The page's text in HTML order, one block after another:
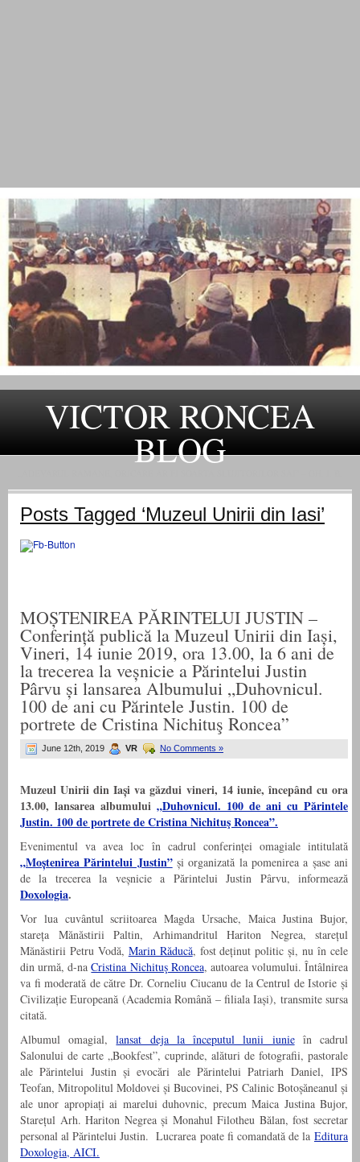
VICTOR RONCEA
BLOG
Posts Tagged ‘Muzeul Unirii din Iasi’
MOȘTENIREA PĂRINTELUI JUSTIN –
Conferință publică la Muzeul Unirii din Iași,
Vineri, 14 iunie 2019, ora 13.00, la 6 ani de
la trecerea la veșnicie a Părintelui Justin
Pârvu și lansarea Albumului „Duhovnicul.
100 de ani cu Părintele Justin. 100 de
portrete de Cristina Nichituş Roncea”
June 12th, 2019 VR No Comments »
Muzeul Unirii din Iași va găzdui vineri, 14 iunie, începând cu ora
13.00, lansarea albumului „Duhovnicul. 100 de ani cu Părintele
Justin. 100 de portrete de Cristina Nichituş Roncea”.
Evenimentul va avea loc în cadrul conferinței omagiale intitulată
„Moștenirea Părintelui Justin”și organizată la pomenirea a șase ani
de la trecerea la veșnicie a Părintelui Justin Pârvu, informează
Doxologia.
Vor lua cuvântul scriitoarea Magda Ursache, Maica Justina Bujor,
stareța Mănăstirii Paltin, Arhimandritul Hariton Negrea, starețul
Mănăstirii Petru Vodă, Marin Răducă, fost deținut politic și, nu în cele
din urmă, d-naCristina Nichituş Roncea, autoarea volumului. Întâlnirea
va fi moderată de către Dr. Corneliu Ciucanu de la Centrul de Istorie și
Civilizație Europeană (Academia Română – filiala Iași), transmite sursa
citată.
Albumul omagial,lansat deja la începutul lunii iunieîn cadrul
Salonului de carte „Bookfest”, cuprinde, alături de fotografii, pastorale
ale Părintelui Justin și evocări ale Părintelui Patriarh Daniel, IPS
Teofan, Mitropolitul Moldovei și Bucovinei, PS Calinic Botoșăneanul și
ale unor apropiați ai marelui duhovnic, precum Maica Justina Bujor,
Starețul Arh. Hariton Negrea și Monahul Filotheu Bălan, fost secretar
personal al Părintelui Justin. Lucrarea poate fi comandată de la Editura
Doxologia, AICI.